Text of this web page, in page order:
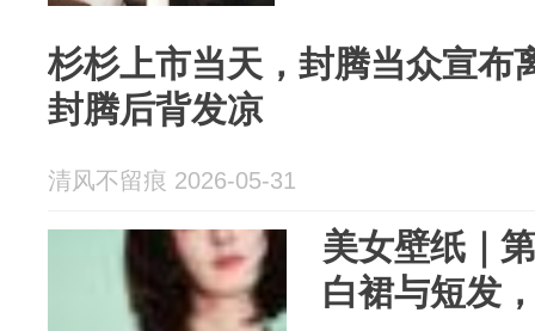
杉杉上市当天，封腾当众宣布
封腾后背发凉
清风不留痕 2026-05-31
美女壁纸｜
白裙与短发